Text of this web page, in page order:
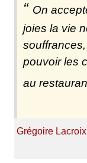
On
joies la vie
pouvoir les
au
Grégoire Lacroix